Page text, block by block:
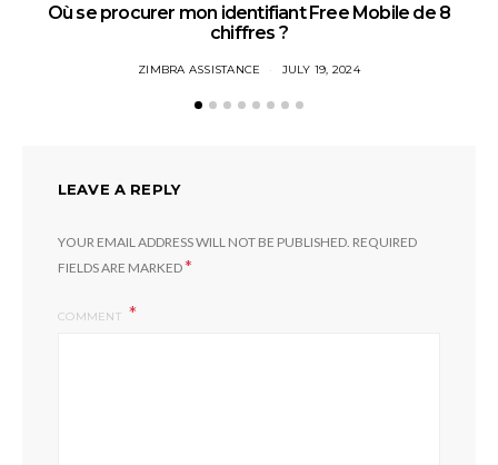
Où se procurer mon identifiant Free Mobile de 8
chiffres ?
ZIMBRA ASSISTANCE JULY 19, 2024
LEAVE A REPLY
YOUR EMAIL ADDRESS WILL NOT BE PUBLISHED. REQUIRED
FIELDS ARE MARKED*
COMMENT